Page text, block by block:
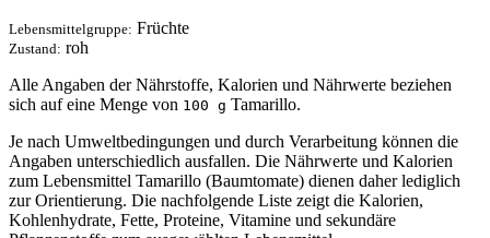
Lebensmittelgruppe: Früchte
Zustand: roh
Alle Angaben der Nährstoffe, Kalorien und Nährwerte beziehen
sich auf eine Menge von 100 g Tamarillo.
Je nach Umweltbedingungen und durch Verarbeitung können die
Angaben unterschiedlich ausfallen. Die Nährwerte und Kalorien
zum Lebensmittel Tamarillo (Baumtomate) dienen daher lediglich
zur Orientierung. Die nachfolgende Liste zeigt die Kalorien,
Kohlenhydrate, Fette, Proteine, Vitamine und sekundäre